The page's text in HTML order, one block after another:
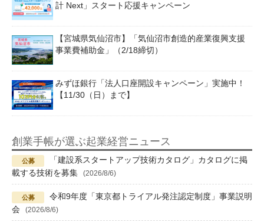
計 Next」スタート応援キャンペーン
【宮城県気仙沼市】「気仙沼市創造的産業復興支援
事業費補助金」（2/18締切）
みずほ銀行「法人口座開設キャンペーン」実施中！
【11/30（日）まで】
創業手帳が選ぶ起業経営ニュース
「建設系スタートアップ技術カタログ」カタログに掲
載する技術を募集
(2026/8/6)
令和9年度「東京都トライアル発注認定制度」事業説明
会
(2026/8/6)